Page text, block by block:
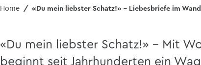
Home «Du mein liebster Schatz!» – Liebesbriefe im
«Du mein liebster Schatz!» – Mit
beginnt seit Jahrhunderten ein